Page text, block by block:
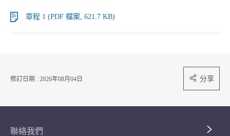
章程 1 (PDF 檔案, 621.7 KB)
修訂日期 : 2026年08月04日 分享
聯絡我們